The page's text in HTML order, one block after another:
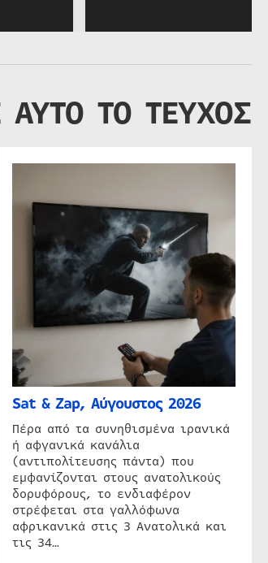
ΑΥΤΟ ΤΟ ΤΕΥΧΟΣ
Sat & Zap, Αύγουστος 2026
Πέρα από τα συνηθισμένα ιρανικά
ή αφγανικά κανάλια
(αντιπολίτευσης πάντα) που
εμφανίζονται στους ανατολικούς
δορυφόρους, το ενδιαφέρον
στρέφεται στα γαλλόφωνα
αφρικανικά στις 3 Ανατολικά και
τις 34…